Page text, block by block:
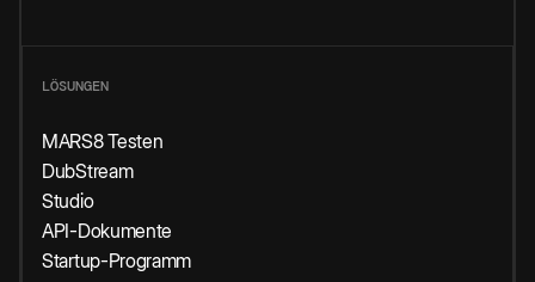
LÖSUNGEN
MARS8 Testen
DubStream
Studio
API-Dokumente
Startup-Programm